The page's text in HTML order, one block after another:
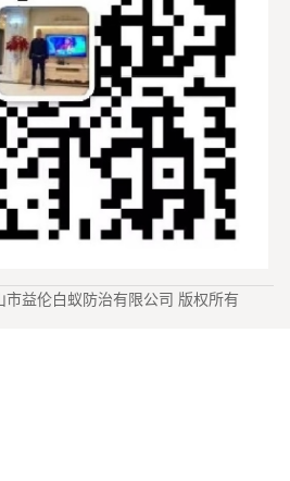
益伦白蚁防治有限公司 版权所有